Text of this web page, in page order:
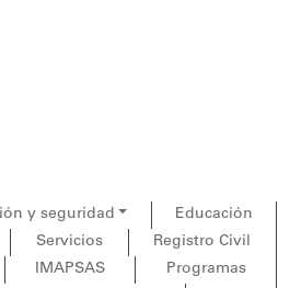
y seguridad
Educación
Servicios
Registro Civil
IMAPSAS
Programas